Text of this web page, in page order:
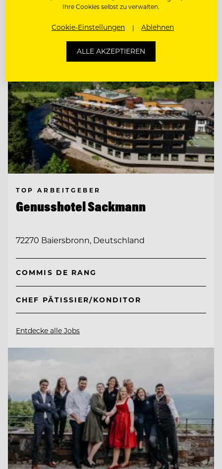
TOP ARBEITGEBER
Genusshotel Sackmann
72270 Baiersbronn, Deutschland
COMMIS DE RANG
CHEF PÂTISSIER/KONDITOR
Entdecke alle Jobs
Ihre Cookies selbst zu verwalten.
Cookie-Einstellungen Ablehnen
ALLE AKZEPTIEREN